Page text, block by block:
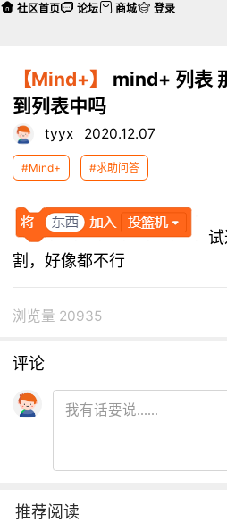
【Mind+】
mind+ 列表
到列表中吗
tyyx 2020.12.07
#Mind+ #求助问答
割，好像都不行
浏览量 20935
评论
推荐阅读
社区首页 论坛 商城 登录